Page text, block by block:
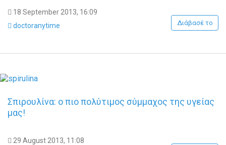
18 September 2013, 16:09
doctoranytime
Διάβασέ το
Σπιρουλίνα: o πιο πολύτιμος σύμμαχος της υγείας
μας!
29 August 2013, 11:08